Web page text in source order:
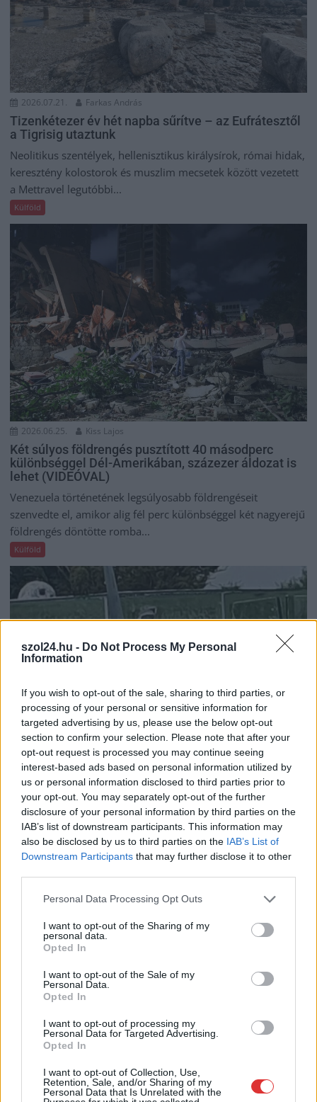
szol24.hu - Do Not Process My Personal
Information
If you wish to opt-out of the sale, sharing to third parties, or
processing of your personal or sensitive information for
targeted advertising by us, please use the below opt-out
section to confirm your selection. Please note that after your
opt-out request is processed you may continue seeing
interest-based ads based on personal information utilized by
us or personal information disclosed to third parties prior to
your opt-out. You may separately opt-out of the further
disclosure of your personal information by third parties on the
IAB’s list of downstream participants. This information may
also be disclosed by us to third parties on the IAB’s List of
Downstream Participants that may further disclose it to other
Please note that this website/app uses one or more Google
not limited to your visit or usage behaviour. You may click to
grant or deny consent to Google and its third-party tags to
use your data for below specified purposes in below Google
consent section.
Personal Data Processing Opt Outs
I want to opt-out of the Sharing of my
personal data.
Opted In
I want to opt-out of the Sale of my
Personal Data.
Opted In
I want to opt-out of processing my
Personal Data for Targeted Advertising.
Opted In
I want to opt-out of Collection, Use,
Retention, Sale, and/or Sharing of my
Personal Data that Is Unrelated with the
2026.07.21. Farkas András
Tizenkétezer év hét napba sűrítve – az Eufrátesztől
a Tigrisig utaztunk
Neolitikus szentélyek, hellenisztikus királysírok, római hidak,
keresztény kolostorok és muszlim mecsetek között vezetett
a Mettravel legutóbbi...
Külföld
2026.06.25. Kiss Lajos
Két súlyos földrengés pusztított 40 másodperc
különbséggel Dél-Amerikában, százezer áldozat is
lehet (VIDEÓVAL)
Venezuela történetének legsúlyosabb földrengéseit
szenvedte el, amikor alig fél perc különbséggel két nagyerejű
földrengés döntötte romba...
Külföld
2026.04.22. Kiss Lajos
Döbbenet: azért ütközött össze két vadászrepülő,
mert a pilóták mobillal fotóztak és videóztak
Egyikük előre be is jelentette, hogy a mobilját repülés
közben nyomkodni fogja, hogy minél jobb felvételeket...
Külföld